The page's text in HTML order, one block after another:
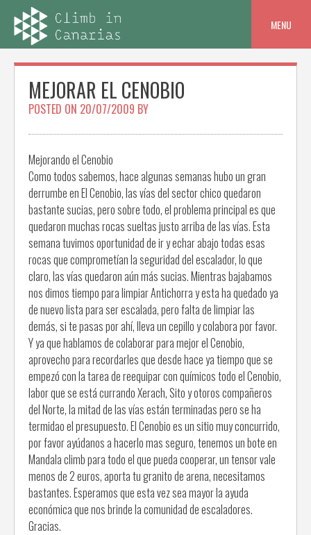
content
MENU
MEJORAR EL CENOBIO
POSTED ON 20/07/2009 BY
Mejorando el Cenobio
Como todos sabemos, hace algunas semanas hubo un gran
derrumbe en El Cenobio, las vías del sector chico quedaron
bastante sucias, pero sobre todo, el problema principal es que
quedaron muchas rocas sueltas justo arriba de las vías. Esta
semana tuvimos oportunidad de ir y echar abajo todas esas
rocas que comprometían la seguridad del escalador, lo que
claro, las vías quedaron aún más sucias. Mientras bajabamos
nos dimos tiempo para limpiar Antichorra y esta ha quedado ya
de nuevo lista para ser escalada, pero falta de limpiar las
demás, si te pasas por ahí, lleva un cepillo y colabora por favor.
Y ya que hablamos de colaborar para mejor el Cenobio,
aprovecho para recordarles que desde hace ya tiempo que se
empezó con la tarea de reequipar con químicos todo el Cenobio,
labor que se está currando Xerach, Sito y otoros compañeros
del Norte, la mitad de las vías están terminadas pero se ha
termidao el presupuesto. El Cenobio es un sitio muy concurrido,
por favor ayúdanos a hacerlo mas seguro, tenemos un bote en
Mandala climb para todo el que pueda cooperar, un tensor vale
menos de 2 euros, aporta tu granito de arena, necesitamos
bastantes. Esperamos que esta vez sea mayor la ayuda
económica que nos brinde la comunidad de escaladores.
Gracias.